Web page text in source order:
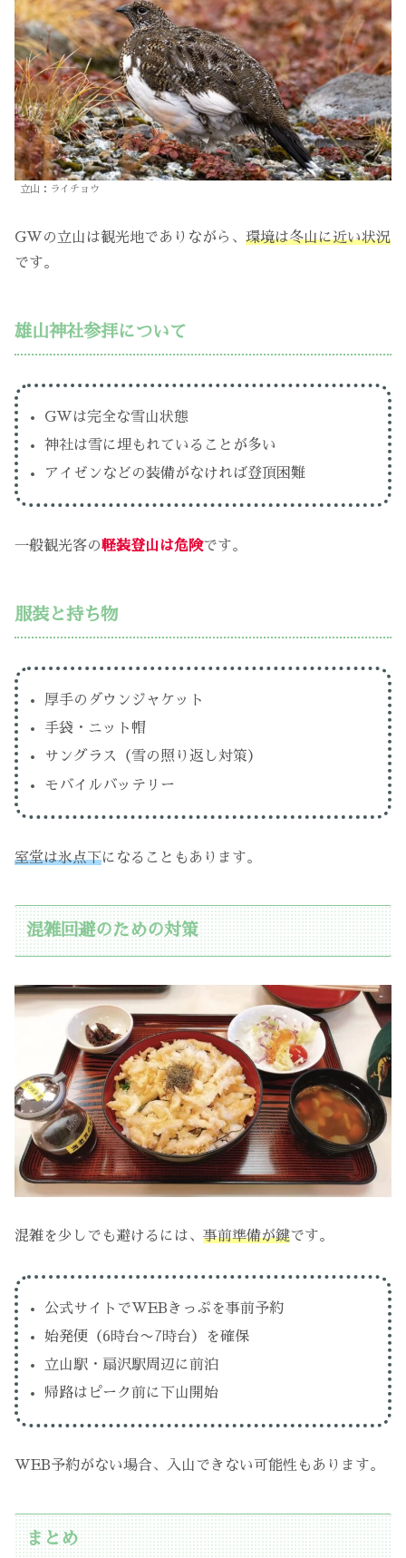
立山：ライチョウ
GWの立山は観光地でありながら、 環境は冬山に近い状況
です。
雄山神社参拝について
GWは完全な雪山状態
神社は雪に埋もれていることが多い
アイゼンなどの装備がなければ登頂困難
一般観光客の軽装登山は危険です。
服装と持ち物
厚手のダウンジャケット
手袋・ニット帽
サングラス（雪の照り返し対策）
モバイルバッテリー
室堂は氷点下になることもあります。
混雑回避のための対策
混雑を少しでも避けるには、 事前準備が鍵です。
公式サイトでWEBきっぷを事前予約
始発便（6時台〜7時台）を確保
立山駅・扇沢駅周辺に前泊
帰路はピーク前に下山開始
WEB予約がない場合、入山できない可能性もあります。
まとめ